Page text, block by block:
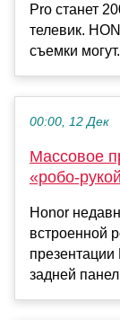
Pro станет
телевик.
съемки
00:00, 12 Дек
Массовое
«робо-
Honor
встроенной
задней